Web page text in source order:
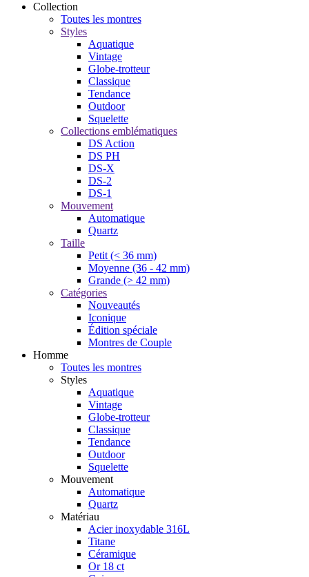
Collection
Toutes les montres
Styles
Aquatique
Vintage
Globe-trotteur
Classique
Tendance
Outdoor
Squelette
Collections emblématiques
DS Action
DS PH
DS-X
DS-2
DS-1
Mouvement
Automatique
Quartz
Taille
Petit (< 36 mm)
Moyenne (36 - 42 mm)
Grande (> 42 mm)
Catégories
Nouveautés
Iconique
Édition spéciale
Montres de Couple
Homme
Toutes les montres
Styles
Aquatique
Vintage
Globe-trotteur
Classique
Tendance
Outdoor
Squelette
Mouvement
Automatique
Quartz
Matériau
Acier inoxydable 316L
Titane
Céramique
Or 18 ct